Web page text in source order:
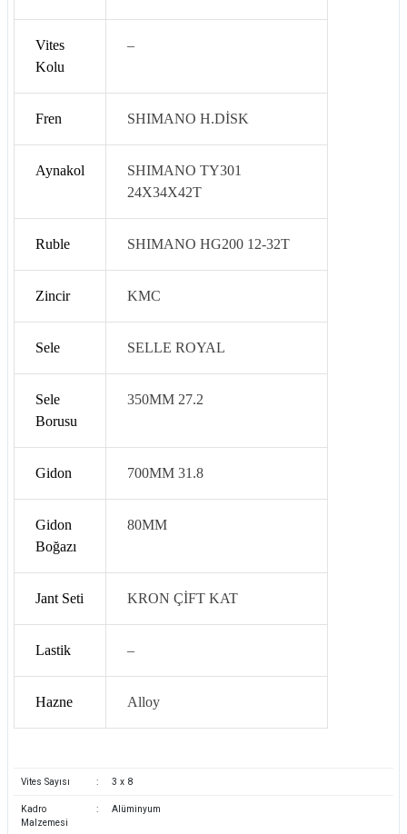
Vites
Kolu
–
Fren SHIMANO H.DİSK
Aynakol
SHIMANO TY301
24X34X42T
Ruble SHIMANO HG200 12-32T
Zincir KMC
Sele SELLE ROYAL
Sele
Borusu
350MM 27.2
Gidon 700MM 31.8
Gidon
Boğazı
80MM
Jant Seti KRON ÇİFT KAT
Lastik –
Hazne Alloy
Vites Sayısı : 3 x 8
Kadro
Malzemesi
: Alüminyum